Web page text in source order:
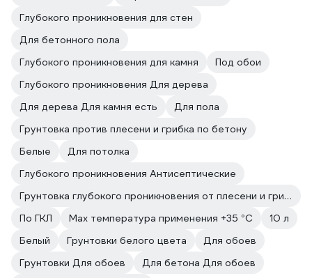
Глубокого проникновения для стен
Для бетонного пола
Глубокого проникновения для камня
Под обои
Глубокого проникновения Для дерева
Для дерева Для камня есть
Для пола
Грунтовка против плесени и грибка по бетону
Белые
Для потолка
Глубокого проникновения Антисептические
Грунтовка глубокого проникновения от плесени и грибка
По ГКЛ
Max температура применения +35 °С
10 л
Белый
Грунтовки белого цвета
Для обоев
Грунтовки Для обоев
Для бетона Для обоев